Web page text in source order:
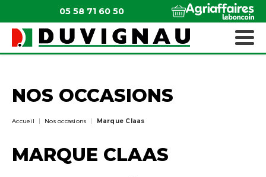
05 58 71 60 50
NOS OCCASIONS
Accueil Nos occasions Marque Claas
MARQUE CLAAS